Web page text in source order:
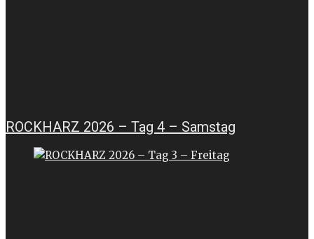
ROCKHARZ 2026 – Tag 4 – Samstag